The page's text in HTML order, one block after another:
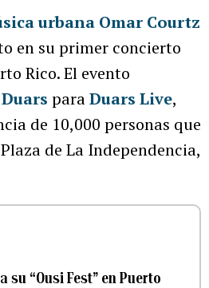
urbana Omar Courtz
en su primer concierto
Rico. El evento
paraDuars Live,
de 10,000 personas que
de La Independencia,
su “Ousi Fest” en Puerto